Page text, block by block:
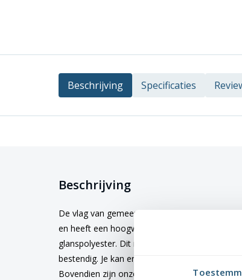
Beschrijving Specificaties
Beschrijving
De vlag van gemeente
en heeft een hoogwaardige kwaliteit en
glanspolyester. Dit materiaal is niet alleen
bestendig. Je kan er dus zeker van zijn dat de
Bovendien zijn onze vlaggen wasbaar op 40